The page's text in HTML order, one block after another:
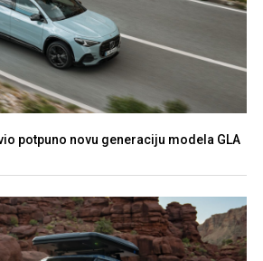
potpuno novu generaciju modela GLA